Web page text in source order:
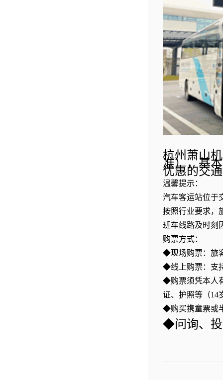
杭州萧山
准），基
优惠的交
温馨提示：
汽车客运站位于
按照行业要求，
班车线路及时刻
购票方式：
◆现场购票：旅
◆线上购票：支
◆购票须凭本人
证、护照等（14
◆购买携童票或
◆问询、投